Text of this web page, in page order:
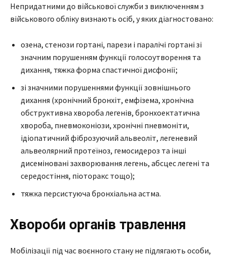
Непридатними до військової служби з виключенням з
військового обліку визнають осіб, у яких діагностовано:
озена, стенози гортані, парези і паралічі гортані зі
значним порушенням функції голосоутворення та
дихання, тяжка форма спастичної дисфонії;
зі значними порушеннями функції зовнішнього
дихання (хронічний бронхіт, емфізема, хронічна
обструктивна хвороба легенів, бронхоектатична
хвороба, пневмоконіози, хронічні пневмоніти,
ідіопатичний фіброзуючий альвеоліт, легеневий
альвеолярний протеїноз, гемосидероз та інші
дисеміновані захворювання легень, абсцес легені та
середостіння, піоторакс тощо);
тяжка персистуюча бронхіальна астма.
Хвороби органів травлення
Мобілізації під час воєнного стану не підлягають особи,